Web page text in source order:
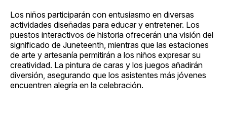
Los niños participarán con entusiasmo en diversas
actividades diseñadas para educar y entretener. Los
puestos interactivos de historia ofrecerán una visión del
significado de Juneteenth, mientras que las estaciones
de arte y artesanía permitirán a los niños expresar su
creatividad. La pintura de caras y los juegos añadirán
diversión, asegurando que los asistentes más jóvenes
encuentren alegría en la celebración.